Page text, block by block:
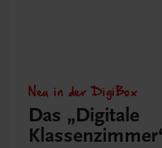
Neu in der DigiBox
Das „Digitale